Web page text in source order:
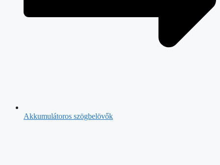
Akkumulátoros szögbelövők